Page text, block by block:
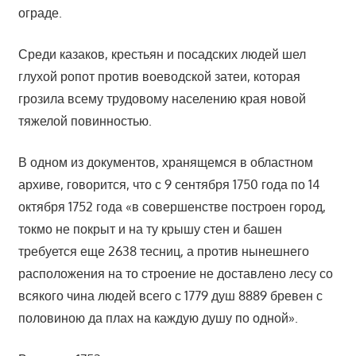
ограде.
Среди казаков, крестьян и посадских людей шел
глухой ропот против воеводской затеи, которая
грозила всему трудовому населению края новой
тяжелой повинностью.
В одном из документов, хранящемся в областном
архиве, говорится, что с 9 сентября 1750 года по 14
октября 1752 года «в совершенстве построен город,
токмо не покрыт и на ту крышу стен и башен
требуется еще 2638 тесниц, а против нынешнего
расположения на то строение не доставлено лесу со
всякого чина людей всего с 1779 душ 8889 бревен с
половиною да плах на каждую душу по одной».